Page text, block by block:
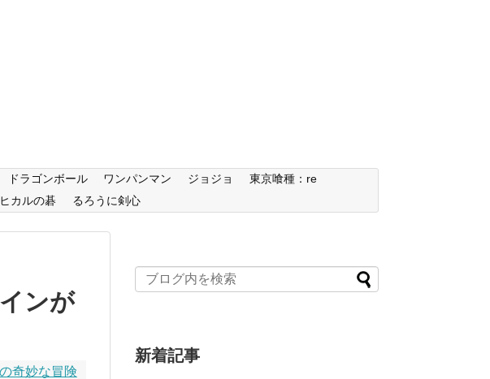
ドラゴンボール ワンパンマン ジョジョ
東京喰種：re
ヒカルの碁 るろうに剣心
ンが
奇妙な冒険
新着記事